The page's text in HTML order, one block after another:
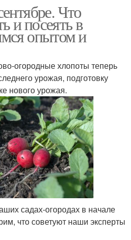
Что
и посеять в
опытом и
огородные хлопоты теперь
урожая, подготовку
нового урожая.
садах-огородах в начале
что советуют наши эксперты